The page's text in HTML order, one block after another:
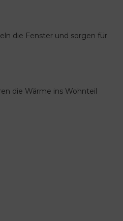
die Fenster und sorgen für
die Wärme ins Wohnteil